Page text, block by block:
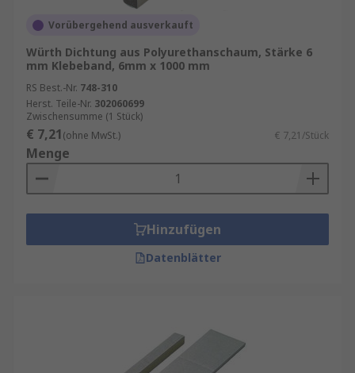
Vorübergehend ausverkauft
Würth Dichtung aus Polyurethanschaum, Stärke 6
mm Klebeband, 6mm x 1000 mm
RS Best.-Nr. 748-310
Herst. Teile-Nr. 302060699
Zwischensumme (1 Stück)
€ 7,21(ohne MwSt.) € 7,21/Stück
Menge
Hinzufügen
Datenblätter